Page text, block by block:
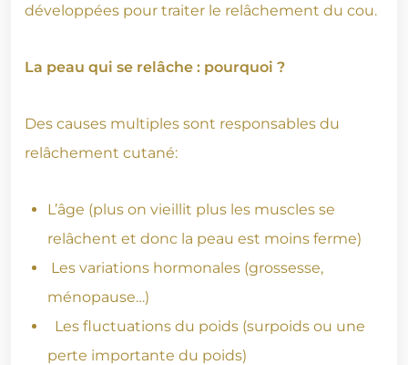
développées pour traiter le relâchement du cou.
La peau qui se relâche : pourquoi ?
Des causes multiples sont responsables du
relâchement cutané:
L’âge (plus on vieillit plus les muscles se
relâchent et donc la peau est moins ferme)
Les variations hormonales (grossesse,
ménopause…)
Les fluctuations du poids (surpoids ou une
perte importante du poids)